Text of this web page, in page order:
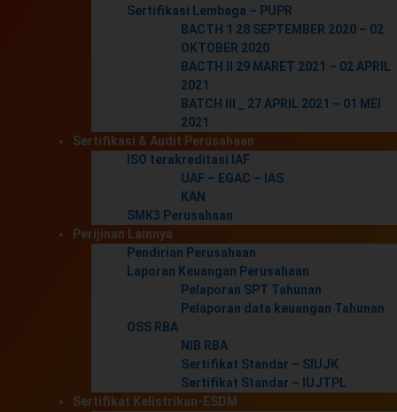
Sertifikasi Lembaga – PUPR
BACTH 1 28 SEPTEMBER 2020 – 02
OKTOBER 2020
BACTH II 29 MARET 2021 – 02 APRIL
2021
BATCH III _ 27 APRIL 2021 – 01 MEI
2021
Sertifikasi & Audit Perusahaan
ISO terakreditasi IAF
UAF – EGAC – IAS
KAN
SMK3 Perusahaan
Perijinan Lainnya
Pendirian Perusahaan
Laporan Keuangan Perusahaan
Pelaporan SPT Tahunan
Pelaporan data keuangan Tahunan
OSS RBA
NIB RBA
Sertifikat Standar – SIUJK
Sertifikat Standar – IUJTPL
Sertifikat Kelistrikan-ESDM